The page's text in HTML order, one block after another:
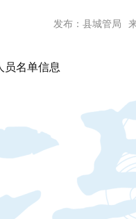
发布：县城管局
员名单信息